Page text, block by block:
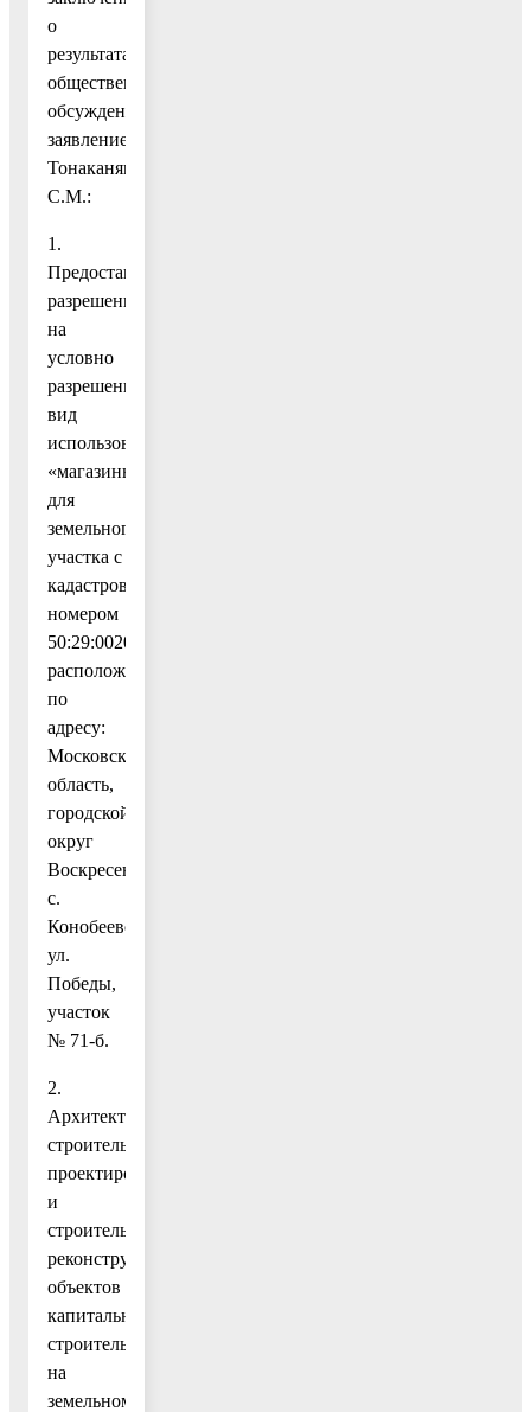
о
результатах
общественных
обсуждений,
заявление
Тонаканян
С.М.:
1.
Предоставить
разрешение
на
условно
разрешенный
вид
использования
«магазины»
для
земельного
участка с
кадастровым
номером
50:29:0020405:709,
расположенного
по
адресу:
Московская
область,
городской
округ
Воскресенск,
с.
Конобеево,
ул.
Победы,
участок
№ 71-б.
2.
Архитектурно-
строительное
проектирование
и
строительство,
реконструкцию
объектов
капитального
строительства
на
земельном